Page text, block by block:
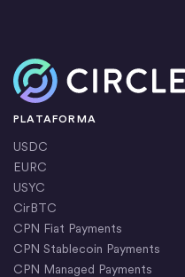
Inicio
PLATAFORMA
USDC
EURC
USYC
CirBTC
CPN Fiat Payments
CPN Stablecoin Payments
CPN Managed Payments